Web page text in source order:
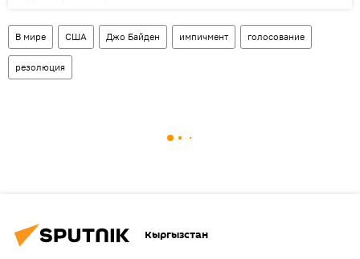
В мире США Джо Байден импичмент голосование
резолюция
Кыргызстан